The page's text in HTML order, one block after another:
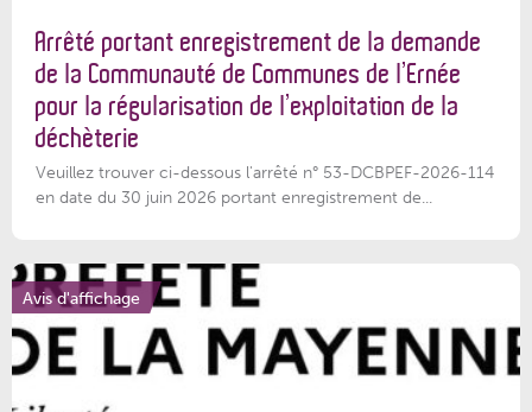
Arrêté portant enregistrement de la demande
de la Communauté de Communes de l’Ernée
pour la régularisation de l’exploitation de la
déchèterie
Veuillez trouver ci-dessous l'arrêté n° 53-DCBPEF-2026-114
en date du 30 juin 2026 portant enregistrement de...
Avis d'affichage